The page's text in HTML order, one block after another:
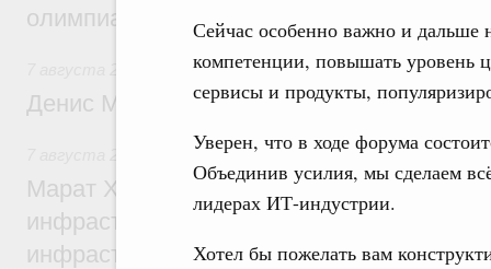
Сейчас особенно важно и дальше
компетенции, повышать уровень
сервисы и продукты,
Уверен, что в ходе форума
Объединив усилия, мы сделаем
лидерах ИТ-индустрии.
Хотел бы пожелать вам
олимпиаде по искусственному
Общие вопросы промышленной политики
Денис Мантуров посетил Ярославскую
Бюджеты субъектов Федерации.
Марат Хуснуллин: 15 объектов
инфраструктуры построили и обновили
инфраструктурным кредитам